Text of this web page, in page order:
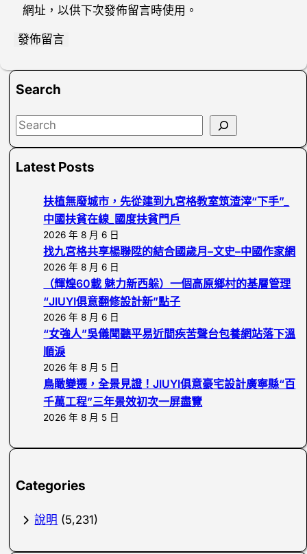
網址，以供下次發佈留言時使用。
Search
S
aLatest Posts
扶植無廢城市，先從建到九宮格教室筑渣滓“下手”_
中國扶貧在線_國度扶貧門戶
2026 年 8 月 6 日
找九宮格共享楊聯陞的結合國歲月–文史–中國作家網
2026 年 8 月 6 日
（輝煌60載 魅力新西躲）一個高原鄉村的基層管理
“JIUYI俱意翻修設計新”點子
2026 年 8 月 6 日
“女強人”吳儀聞聽平易近間疾苦聲台包養網站落下溫
順淚
2026 年 8 月 5 日
鳥瞰變遷，全景見證！JIUYI俱意豪宅設計廣寧縣“百
千萬工程”三年景效初次一屏盡覽
2026 年 8 月 5 日
Categories
說明 (5,231)